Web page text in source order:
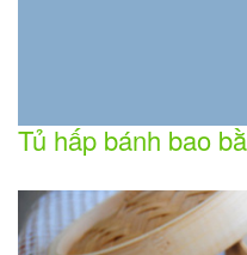
Tủ hấp bánh bao